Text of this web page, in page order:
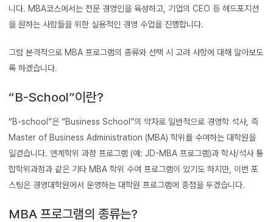
니다. MBA코스에서는 전문 경영인을 육성하고, 기업의 CEO 등 헤드포지션
을 원하는 사람들을 위한 실용적인 경영 수업을 진행합니다.
그럼 본격적으로 MBA 프로그램의 종류와 선택 시 고려 사항에 대해 알아보도
록 하겠습니다.
“B-School”이란?
“B-school”은 “Business School”의 약자로 일반적으로 경영학 석사, 즉
Master of Business Administration (MBA) 학위를 수여하는 대학원을
일컫습니다. 연계학위 과정 프로그램 (예: JD-MBA 프로그램)과 학사/석사 통
합학위과정과 같은 기타 MBA 학위 수여 프로그램이 있기도 하지만, 이번 포
스팅은 경영대학원에서 운영하는 대학원 프로그램에 중점을 두겠습니다.
MBA 프로그램의 종류는?